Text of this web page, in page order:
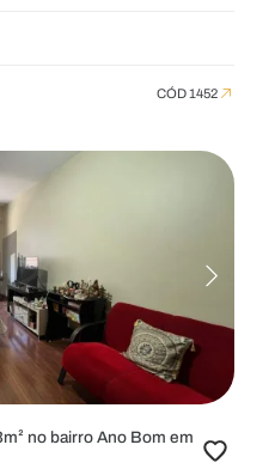
CÓD 1452
no bairro Ano Bom em